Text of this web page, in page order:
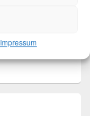
Impressum